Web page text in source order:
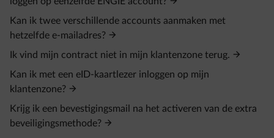
Kan ik twee verschillende accounts aanmaken met
hetzelfde e‑mailadres?
Ik vind mijn contract niet in mijn klantenzone terug.
Kan ik met een eID‑kaartlezer inloggen op mijn
klantenzone?
Krijg ik een bevestigingsmail na het activeren van de extra
beveiligingsmethode?